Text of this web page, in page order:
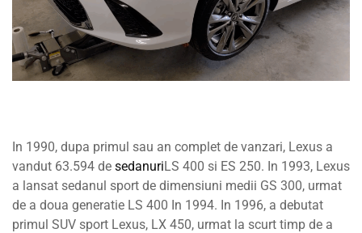
In 1990, dupa primul sau an complet de vanzari, Lexus a
vandut 63.594 de sedanuriLS 400 si ES 250. In 1993, Lexus
a lansat sedanul sport de dimensiuni medii GS 300, urmat
de a doua generatie LS 400 In 1994. In 1996, a debutat
primul SUV sport Lexus, LX 450, urmat la scurt timp de a